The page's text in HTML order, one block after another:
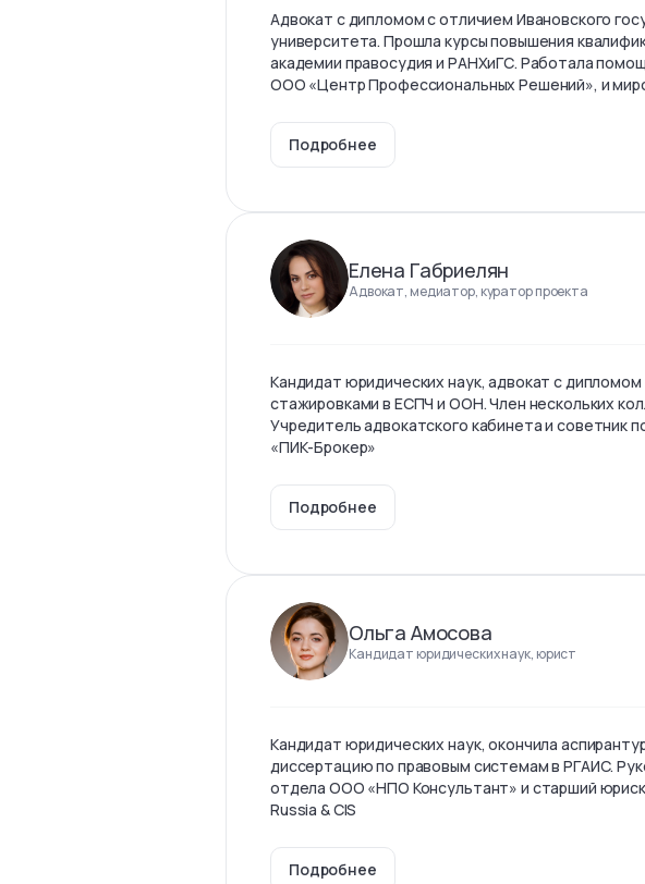
Адвокат с дипломом с отличием Ивановского
университета. Прошла курсы повышения
академии правосудия и РАНХиГС. Работала
ООО «Центр Профессиональных Решений», и
Подробнее
Елена Габриелян
Адвокат, медиатор, куратор проекта
Кандидат юридических наук, адвокат с
стажировками в ЕСПЧ и ООН. Член нескольких
Учредитель адвокатского кабинета и советник
«ПИК-Брокер»
Подробнее
Ольга Амосова
Кандидат юридических наук, юрист
Кандидат юридических наук, окончила
диссертацию по правовым системам в РГАИС.
отдела ООО «НПО Консультант» и старший
Russia & CIS
Подробнее